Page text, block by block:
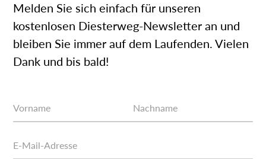
Melden Sie sich einfach für unseren
kostenlosen Diesterweg-Newsletter an und
bleiben Sie immer auf dem Laufenden. Vielen
Dank und bis bald!
Vorname Nachname
E-Mail-Adresse